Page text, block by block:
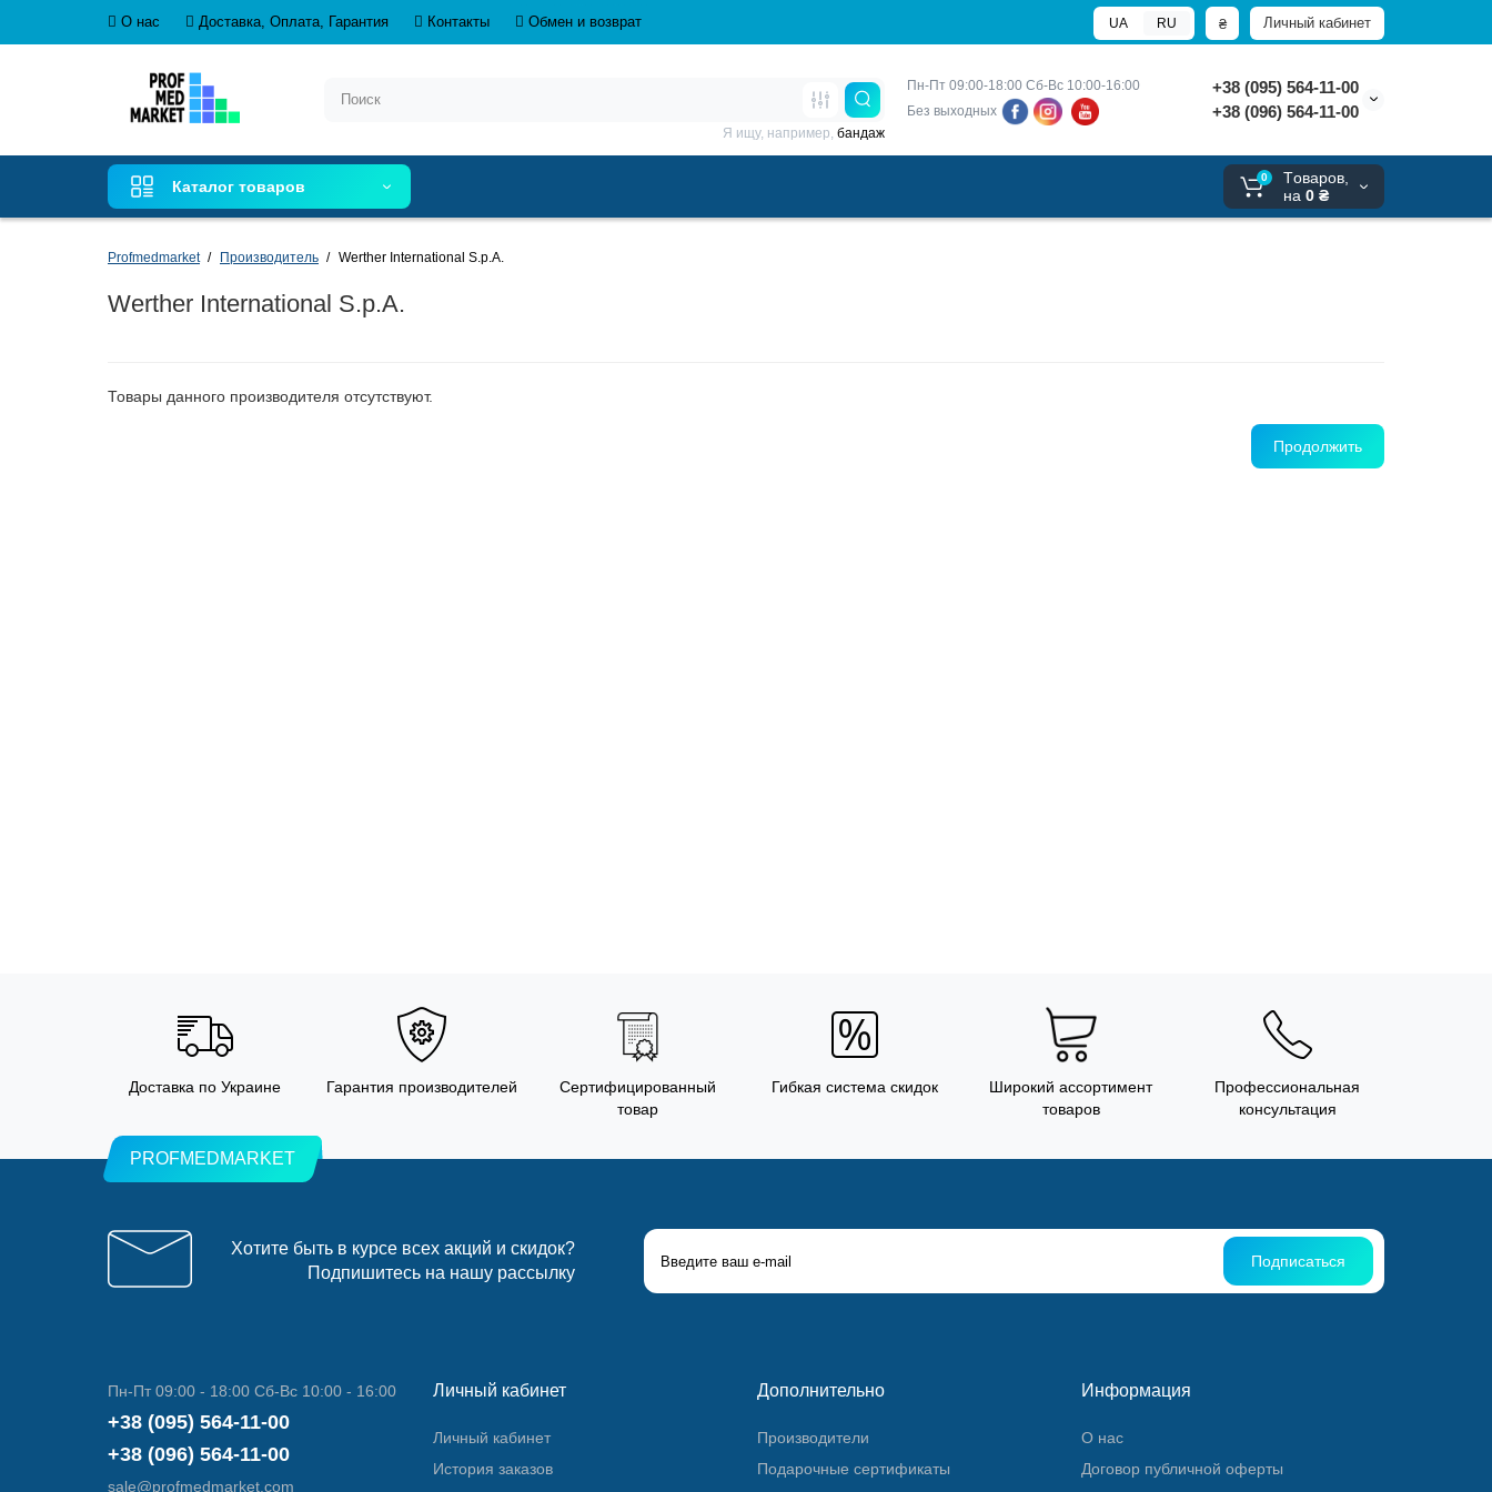
О нас Доставка, Оплата, Гарантия Контакты Обмен и возврат Личный кабинет
₴
UA RU
Пн-Пт 09:00-18:00 Сб-Вс 10:00-16:00
Без выходных
+38 (095) 564-11-00
+38 (096) 564-11-00
Я ищу, например, бандаж
Каталог товаров
0
Tоваров,
на 0 ₴
Profmedmarket Производитель Werther International S.p.A.
Werther International S.p.A.
Товары данного производителя отсутствуют.
Продолжить
Доставка по Украине Гарантия производителей
Сертифицированный
товар
Гибкая система скидок
Широкий ассортимент
товаров
Профессиональная
консультация
PROFMEDMARKET
Хотите быть в курсе всех акций и скидок?
Подпишитесь на нашу рассылку
Подписаться
Пн-Пт 09:00 - 18:00 Сб-Вс 10:00 - 16:00
+38 (095) 564-11-00
+38 (096) 564-11-00
sale@profmedmarket.com
Личный кабинет
Личный кабинет
История заказов
Дополнительно
Производители
Подарочные сертификаты
Информация
О нас
Договор публичной оферты